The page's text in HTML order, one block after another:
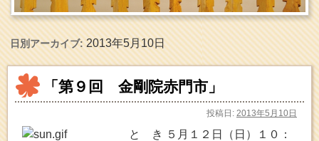
日別アーカイブ:2013年5月10日
「第９回 金剛院赤門市」
投稿日: 2013年5月10日
と き ５月１２日（日）１０：